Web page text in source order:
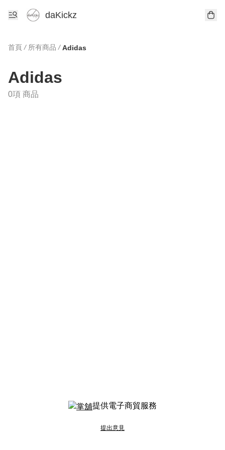
daKickz
首頁 / 所有商品 / Adidas
Adidas
0項 商品
提供電子商貿服務
提出意見